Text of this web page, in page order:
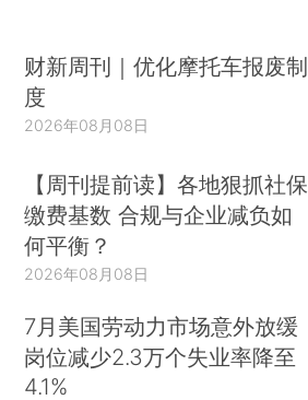
财新周刊｜优化摩托车报废制
度
2026年08月08日
【周刊提前读】各地狠抓社保
缴费基数 合规与企业减负如
何平衡？
2026年08月08日
7月美国劳动力市场意外放缓
岗位减少2.3万个失业率降至
4.1%